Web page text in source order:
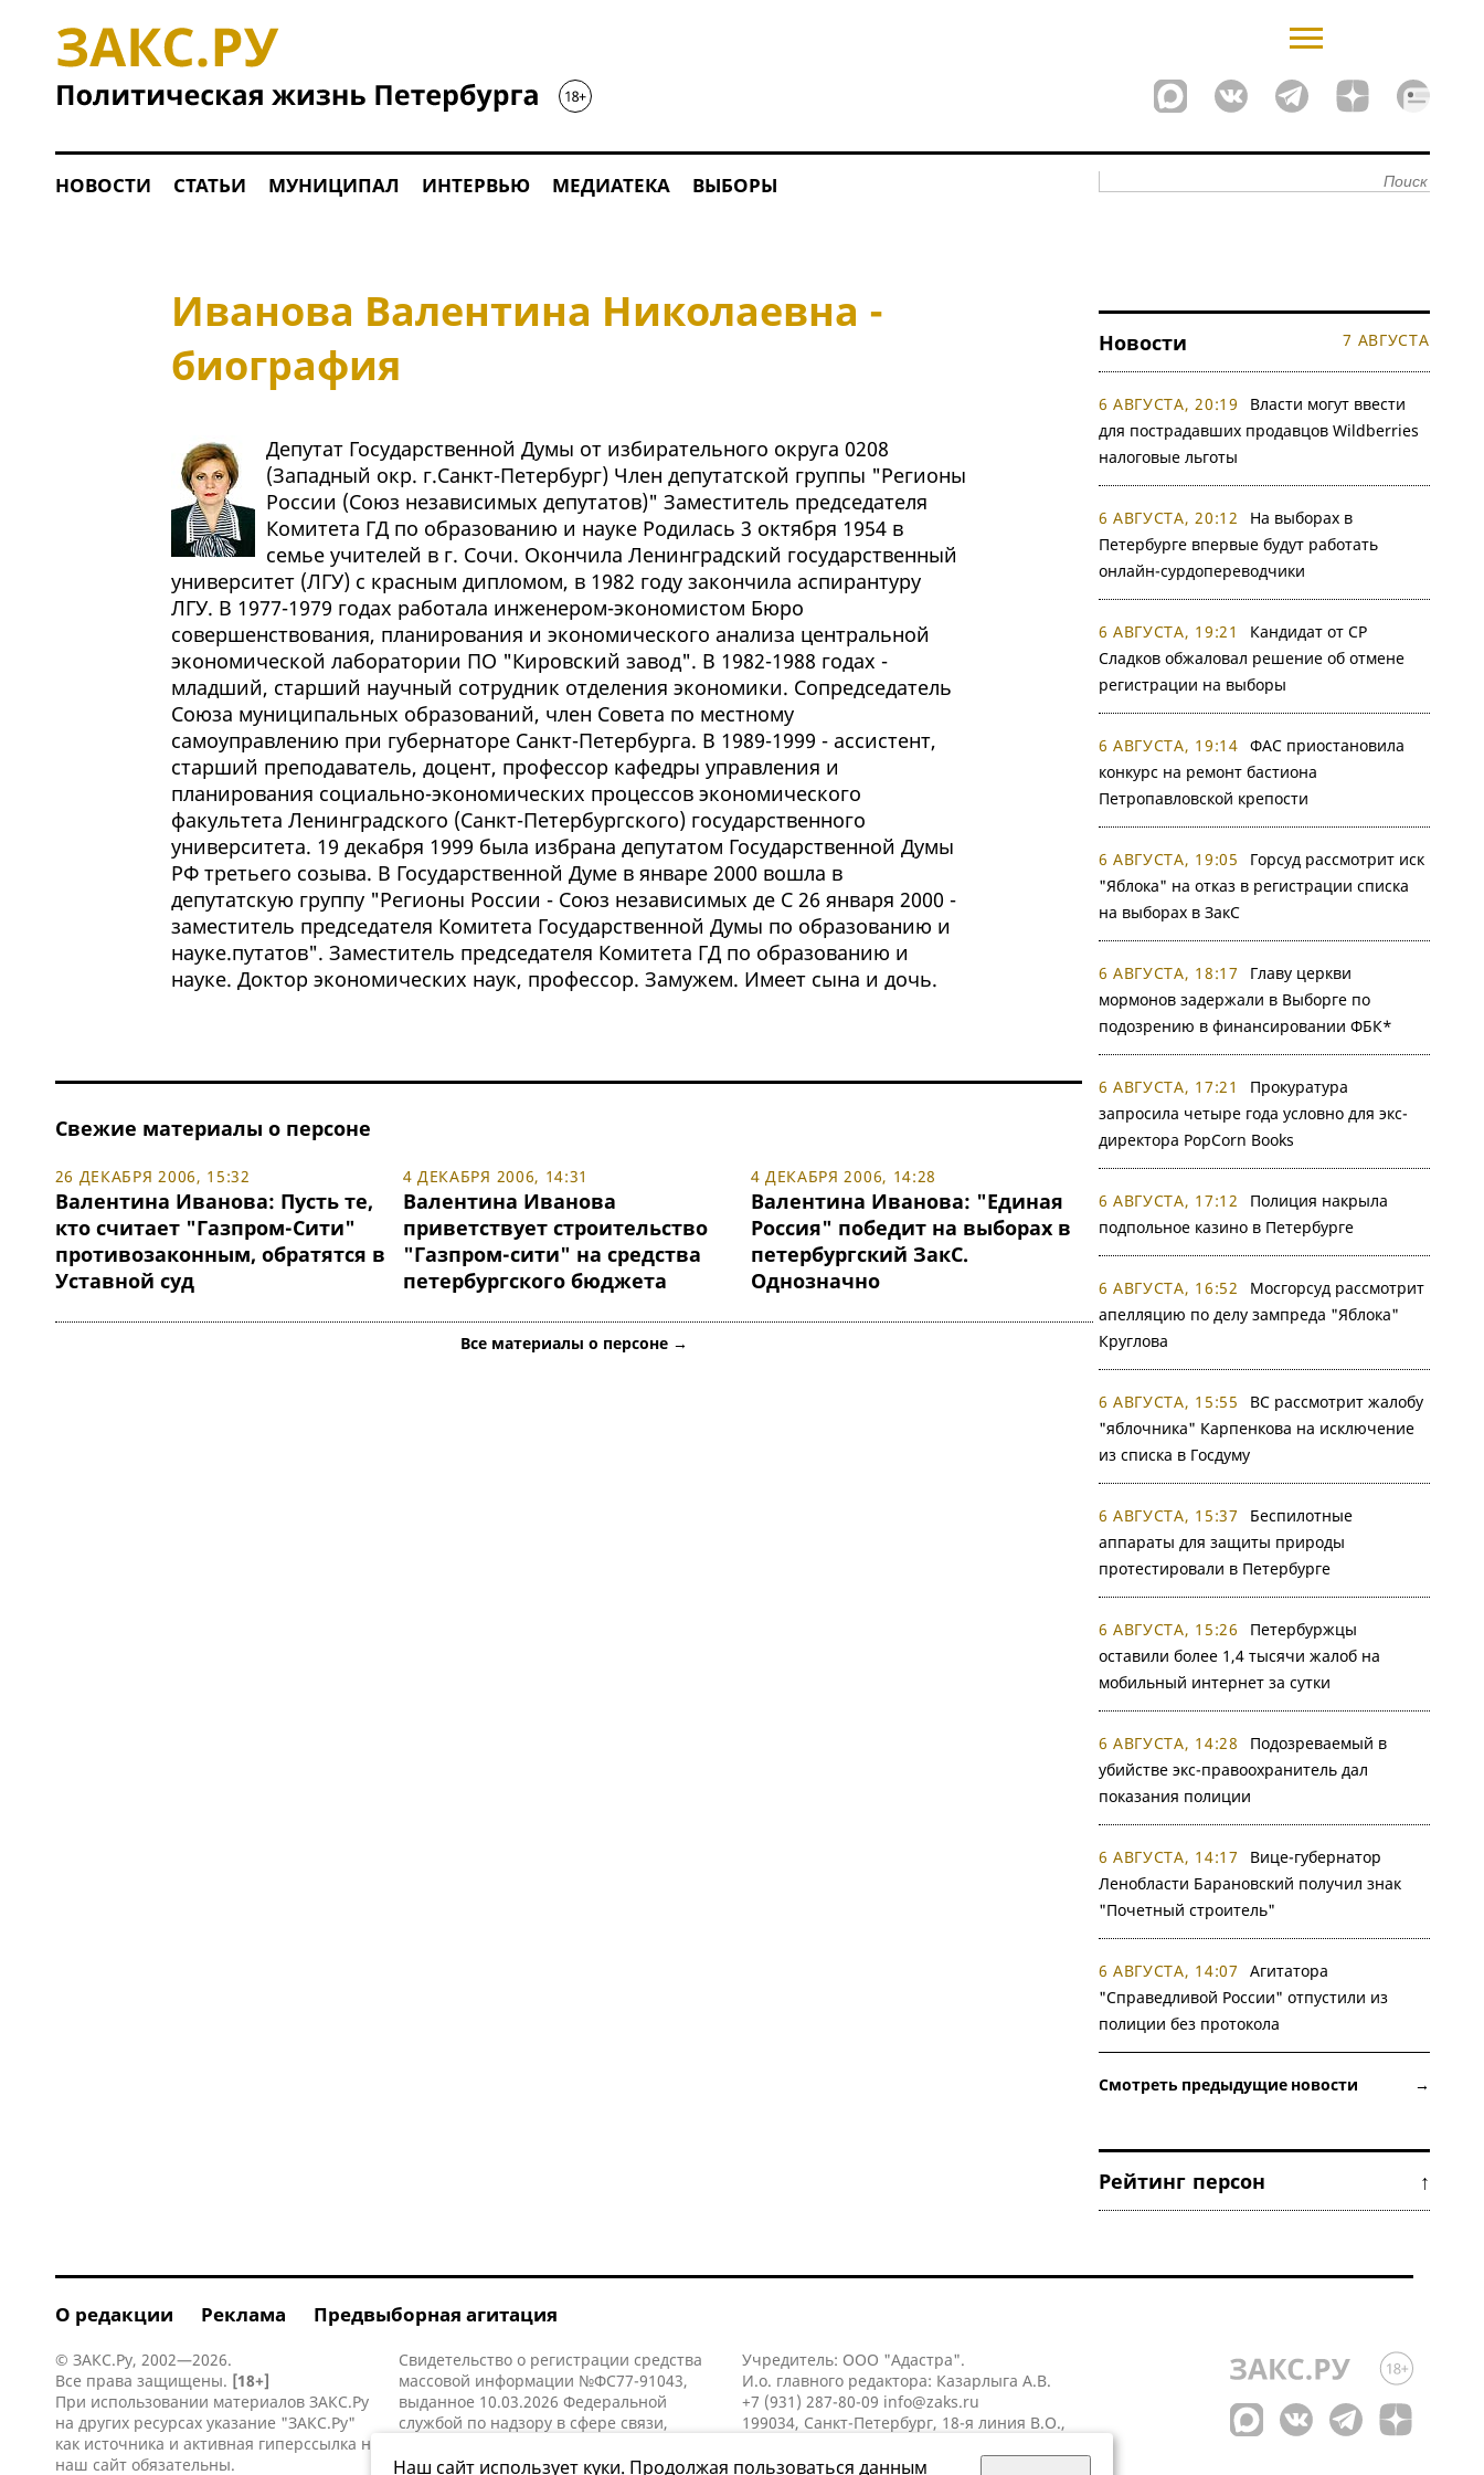
НОВОСТИ СТАТЬИ МУНИЦИПАЛ ИНТЕРВЬЮ МЕДИАТЕКА ВЫБОРЫ
Иванова Валентина Николаевна -
биография
Депутат Государственной Думы от избирательного округа 0208
(Западный окр. г.Санкт-Петербург) Член депутатской группы "Регионы
России (Союз независимых депутатов)" Заместитель председателя
Комитета ГД по образованию и науке Родилась 3 октября 1954 в
семье учителей в г. Сочи. Окончила Ленинградский государственный
университет (ЛГУ) с красным дипломом, в 1982 году закончила аспирантуру
ЛГУ. В 1977-1979 годах работала инженером-экономистом Бюро
совершенствования, планирования и экономического анализа центральной
экономической лаборатории ПО "Кировский завод". В 1982-1988 годах -
младший, старший научный сотрудник отделения экономики. Сопредседатель
Союза муниципальных образований, член Совета по местному
самоуправлению при губернаторе Санкт-Петербурга. В 1989-1999 - ассистент,
старший преподаватель, доцент, профессор кафедры управления и
планирования социально-экономических процессов экономического
факультета Ленинградского (Санкт-Петербургского) государственного
университета. 19 декабря 1999 была избрана депутатом Государственной Думы
РФ третьего созыва. В Государственной Думе в январе 2000 вошла в
депутатскую группу "Регионы России - Союз независимых де С 26 января 2000 -
заместитель председателя Комитета Государственной Думы по образованию и
науке.путатов". Заместитель председателя Комитета ГД по образованию и
науке. Доктор экономических наук, профессор. Замужем. Имеет сына и дочь.
Свежие материалы о персоне
26 ДЕКАБРЯ 2006, 15:32
Валентина Иванова: Пусть те,
кто считает "Газпром-Сити"
противозаконным, обратятся в
Уставной суд
4 ДЕКАБРЯ 2006, 14:31
Валентина Иванова
приветствует строительство
"Газпром-сити" на средства
петербургского бюджета
4 ДЕКАБРЯ 2006, 14:28
Валентина Иванова: "Единая
Россия" победит на выборах в
петербургский ЗакС.
Однозначно
Все материалы о персоне →
Новости 7 АВГУСТА
6 АВГУСТА, 20:19
Власти могут ввести
для пострадавших продавцов Wildberries
налоговые льготы
6 АВГУСТА, 20:12
На выборах в
Петербурге впервые будут работать
онлайн-сурдопереводчики
6 АВГУСТА, 19:21
Кандидат от СР
Сладков обжаловал решение об отмене
регистрации на выборы
6 АВГУСТА, 19:14 ФАС приостановила
конкурс на ремонт бастиона
Петропавловской крепости
6 АВГУСТА, 19:05
Горсуд рассмотрит иск
"Яблока" на отказ в регистрации списка
на выборах в ЗакС
6 АВГУСТА, 18:17
Главу церкви
мормонов задержали в Выборге по
подозрению в финансировании ФБК*
6 АВГУСТА, 17:21
Прокуратура
запросила четыре года условно для экс-
директора PopCorn Books
6 АВГУСТА, 17:12
Полиция накрыла
подпольное казино в Петербурге
6 АВГУСТА, 16:52
Мосгорсуд рассмотрит
апелляцию по делу зампреда "Яблока"
Круглова
6 АВГУСТА, 15:55
ВС рассмотрит жалобу
"яблочника" Карпенкова на исключение
из списка в Госдуму
6 АВГУСТА, 15:37
Беспилотные
аппараты для защиты природы
протестировали в Петербурге
6 АВГУСТА, 15:26
Петербуржцы
оставили более 1,4 тысячи жалоб на
мобильный интернет за сутки
6 АВГУСТА, 14:28
Подозреваемый в
убийстве экс-правоохранитель дал
показания полиции
6 АВГУСТА, 14:17
Вице-губернатор
Ленобласти Барановский получил знак
"Почетный строитель"
6 АВГУСТА, 14:07
Агитатора
"Справедливой России" отпустили из
полиции без протокола
Смотреть предыдущие новости →
Рейтинг персон ↑
О редакции Реклама Предвыборная агитация
© ЗАКС.Ру, 2002—2026.
Все права защищены. [18+]
При использовании материалов ЗАКС.Ру
на других ресурсах указание "ЗАКС.Ру"
как источника и активная гиперссылка на
наш сайт обязательны.
Свидетельство о регистрации средства
массовой информации №ФС77-91043,
выданное 10.03.2026 Федеральной
службой по надзору в сфере связи,
коммуникаций (Роскомнадзор).
Учредитель: ООО "Адастра".
И.о. главного редактора: Казарлыга А.В.
+7 (931) 287-80-09 info@zaks.ru
199034, Санкт-Петербург, 18-я линия В.О.,
Наш сайт использует куки. Продолжая пользоваться данным